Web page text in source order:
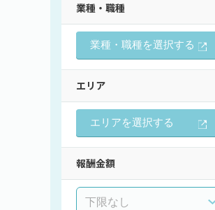
業種・職種
業種・職種を選択する
エリア
エリアを選択する
報酬金額